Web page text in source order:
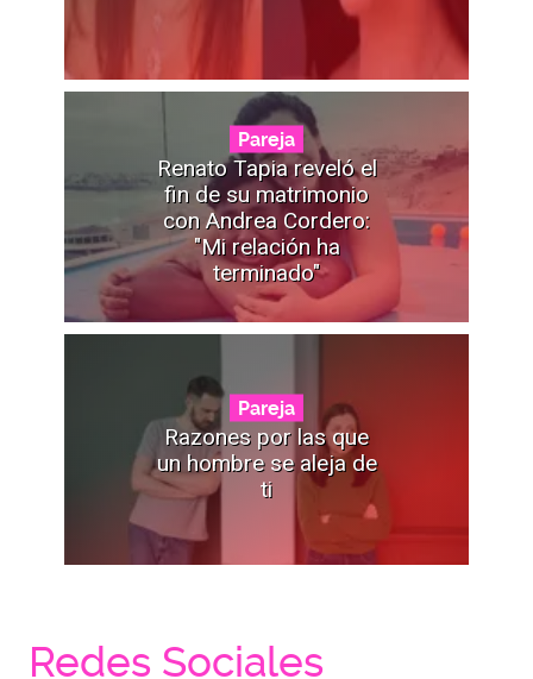
Pareja
Renato Tapia reveló el
fin de su matrimonio
con Andrea Cordero:
"Mi relación ha
terminado"
Pareja
Razones por las que
un hombre se aleja de
ti
Redes Sociales